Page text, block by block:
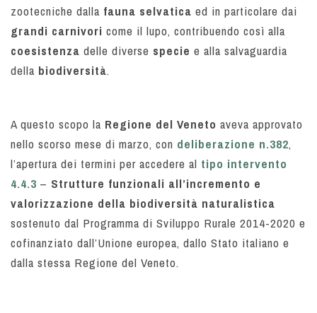
zootecniche dalla fauna selvatica ed in particolare dai
grandi carnivori come il lupo, contribuendo così alla
coesistenza delle diverse specie e alla salvaguardia
della biodiversità.
A questo scopo la Regione del Veneto aveva approvato
nello scorso mese di marzo, con deliberazione n.382,
l’apertura dei termini per accedere al tipo intervento
4.4.3 – Strutture funzionali all’incremento e
valorizzazione della biodiversità naturalistica
sostenuto dal Programma di Sviluppo Rurale 2014-2020 e
cofinanziato dall’Unione europea, dallo Stato italiano e
dalla stessa Regione del Veneto.